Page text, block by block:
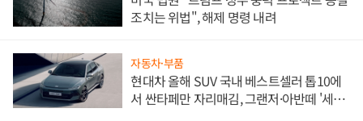
조치는 위법", 해제 명령 내려
자동차·부품
현대차 올해 SUV 국내 베스트셀러 톱10에
서 싼타페만 자리매김, 그랜저·아반떼 '세단